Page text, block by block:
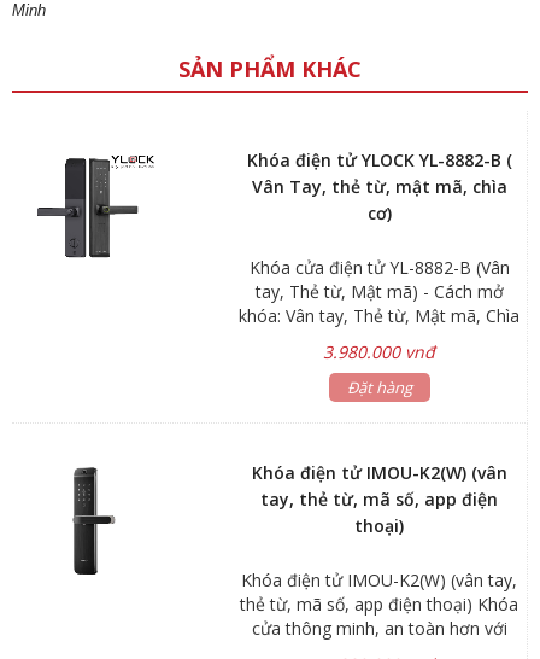
Minh
SẢN PHẨM KHÁC
Khóa điện tử YLOCK YL-8882-B (
Vân Tay, thẻ từ, mật mã, chìa
cơ)
Khóa cửa điện tử YL-8882-B (Vân
tay, Thẻ từ, Mật mã) - Cách mở
khóa: Vân tay, Thẻ từ, Mật mã, Chìa
khóa cơ - Màu sắc: Đen xám mạnh
mẽ - Cấu tạo: Hợp kim nhôm chắc
chắn Khuyến mãi bao lắp đặt trong
3.980.000 vnđ
Đặt hàng
Khóa điện tử IMOU-K2(W) (vân
tay, thẻ từ, mã số, app điện
thoại)
Khóa điện tử IMOU-K2(W) (vân tay,
thẻ từ, mã số, app điện thoại) Khóa
cửa thông minh, an toàn hơn với
tiêu chuẩn của Châu Âu (GA701-